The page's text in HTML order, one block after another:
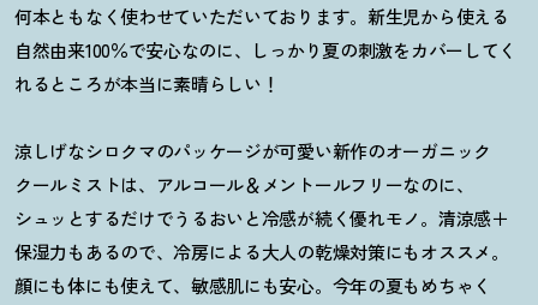
何本ともなく使わせていただいております。新生児から使える
自然由来100％で安心なのに、しっかり夏の刺激をカバーしてく
れるところが本当に素晴らしい ！
涼しげなシロクマのパッケージが可愛い新作のオーガニック
クールミストは、アルコール＆メントールフリーなのに、
シュッとするだけでうるおいと冷感が続く優れモノ。清涼感＋
保湿力もあるので、冷房による大人の乾燥対策にもオススメ。
顔にも体にも使えて、敏感肌にも安心。今年の夏もめちゃく